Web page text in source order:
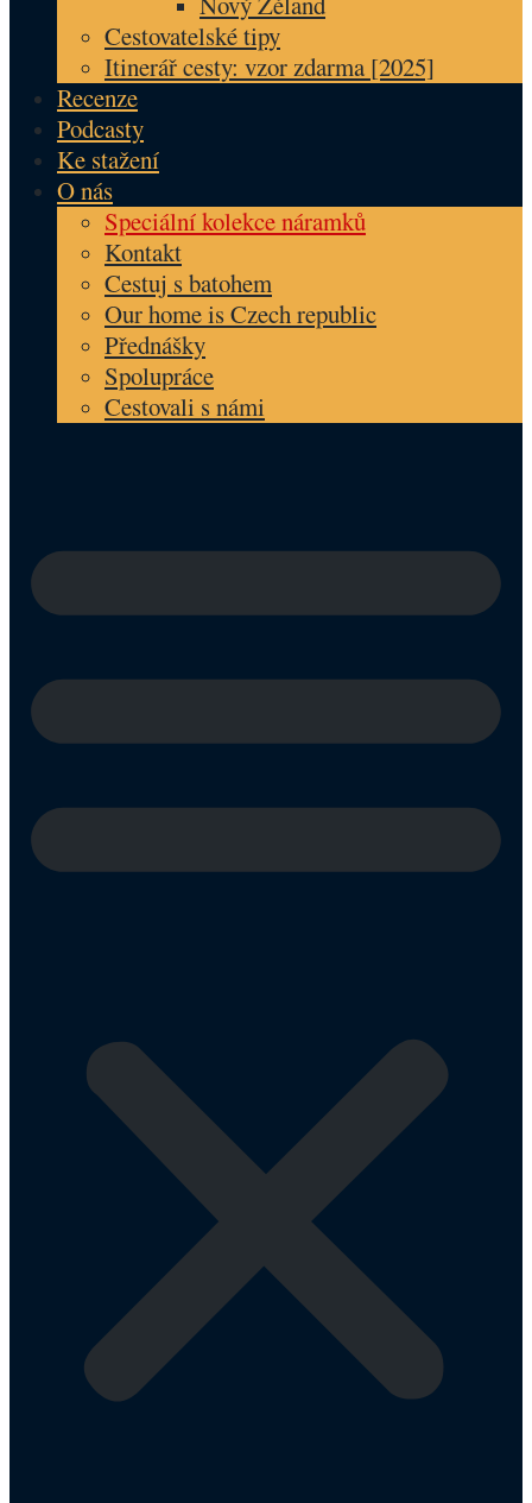
Cestovatelské tipy
Itinerář cesty: vzor zdarma [2025]
Recenze
Podcasty
Ke stažení
O nás
Speciální kolekce náramků
Kontakt
Cestuj s batohem
Our home is Czech republic
Přednášky
Spolupráce
Cestovali s námi